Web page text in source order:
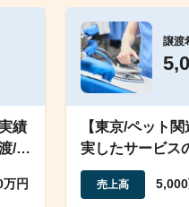
績
/好
円
譲渡
【東京/ペット
実したサービス
ペット関連サー
売上高